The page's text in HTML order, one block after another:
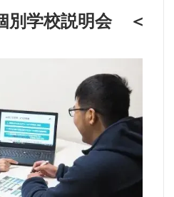
別学校説明会 ＜